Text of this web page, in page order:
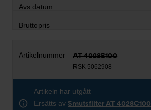
AT 4028B100
RSK 5062908
Artikeln har utgått
Ersätts av Smutsfilter AT 4028C100